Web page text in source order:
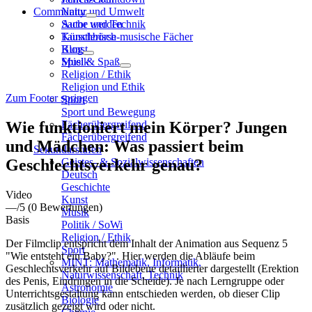
Natur und Umwelt
Sache und Technik
Künstlerisch-musische Fächer
Kunst
Musik
Religion / Ethik
Religion und Ethik
Sport
Sport und Bewegung
Fächerübergreifend
Fächerübergreifend
Sekundarstufen
Geistes- & Sozialwissenschaften
Deutsch
Geschichte
Kunst
Musik
Politik / SoWi
Religion / Ethik
Sport
MINT: Mathematik, Informatik,
Naturwissenschaft, Technik
Astronomie
Biologie
Community
Autor werden
Tauschbörse
Blog
Spiel & Spaß
Zum Footer springen
Wie funktioniert mein Körper? Jungen
und Mädchen: Was passiert beim
Geschlechtsverkehr genau?
Video
—/5 (0 Bewertungen)
Basis
Der Filmclip entspricht dem Inhalt der Animation aus Sequenz 5
"Wie entsteht ein Baby?". Hier werden die Abläufe beim
Geschlechtsverkehr auf Bildebene detaillierter dargestellt (Erektion
des Penis, Eindringen in die Scheide). Je nach Lerngruppe oder
Unterrichtsgestaltung kann entschieden werden, ob dieser Clip
zusätzlich gezeigt wird oder nicht.